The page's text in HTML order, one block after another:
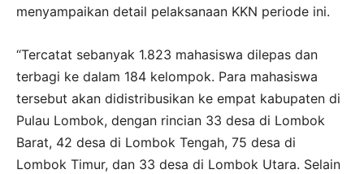
menyampaikan detail pelaksanaan KKN periode ini.
“Tercatat sebanyak 1.823 mahasiswa dilepas dan
terbagi ke dalam 184 kelompok. Para mahasiswa
tersebut akan didistribusikan ke empat kabupaten di
Pulau Lombok, dengan rincian 33 desa di Lombok
Barat, 42 desa di Lombok Tengah, 75 desa di
Lombok Timur, dan 33 desa di Lombok Utara. Selain